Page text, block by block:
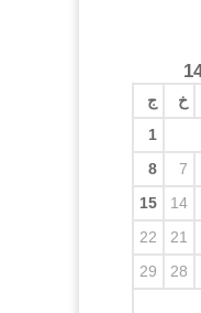
خ ج
1
7
8
14
15
21
22
28
29